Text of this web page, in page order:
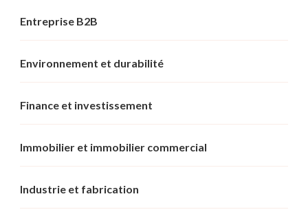
Entreprise B2B
Environnement et durabilité
Finance et investissement
Immobilier et immobilier commercial
Industrie et fabrication